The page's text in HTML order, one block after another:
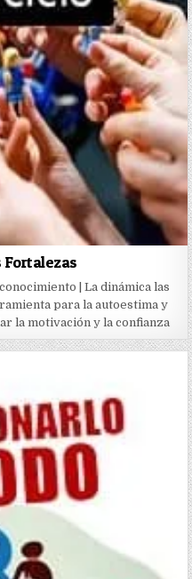
Fortalezas
| La dinámica las
para la autoestima y
la motivación y la confianza